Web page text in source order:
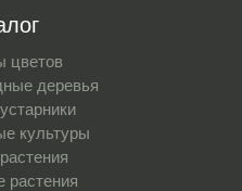
цветов
деревья
культуры
растения